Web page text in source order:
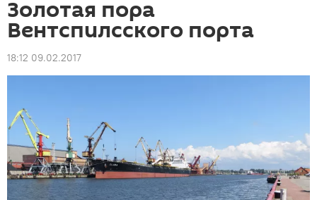
Золотая пора
Вентспилсского порта
18:12 09.02.2017